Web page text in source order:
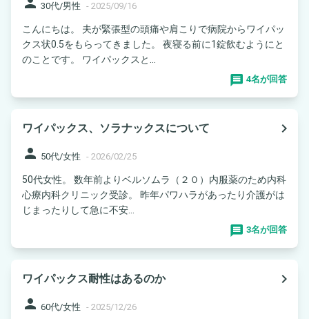
30代/男性 - 2025/09/16
こんにちは。 夫が緊張型の頭痛や肩こりで病院からワイパッ
クス状0.5をもらってきました。 夜寝る前に1錠飲むようにと
のことです。 ワイパックスと...
4名が回答
ワイパックス、ソラナックスについて
navigate_next
person 50代/女性 - 2026/02/25
50代女性。 数年前よりベルソムラ（２０）内服薬のため内科
心療内科クリニック受診。 昨年パワハラがあったり介護がは
じまったりして急に不安...
3名が回答
ワイパックス耐性はあるのか
navigate_next
person 60代/女性 - 2025/12/26